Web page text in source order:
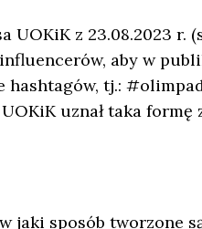
UOKiK z 23.08.2023 r.
influencerów, aby w
tj.:
uznał taka formę
jaki sposób tworzone